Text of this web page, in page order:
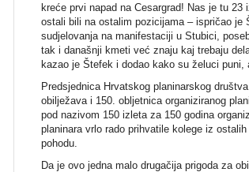
kreće prvi napad na Cesargrad! Nas je tu
ostali bili na ostalim pozicijama – ispričao je
sudjelovanja na manifestaciji u Stubici,
tak i današnji kmeti već znaju kaj trebaju
kazao je Štefek i dodao kako su želuci
Predsjednica Hrvatskog planinarskog
obilježava i 150. obljetnica organiziranog
pod nazivom 150 izleta za 150 godina
planinara vrlo rado prihvatile kolege iz
pohodu.
Da je ovo jedna malo drugačija prigoda za